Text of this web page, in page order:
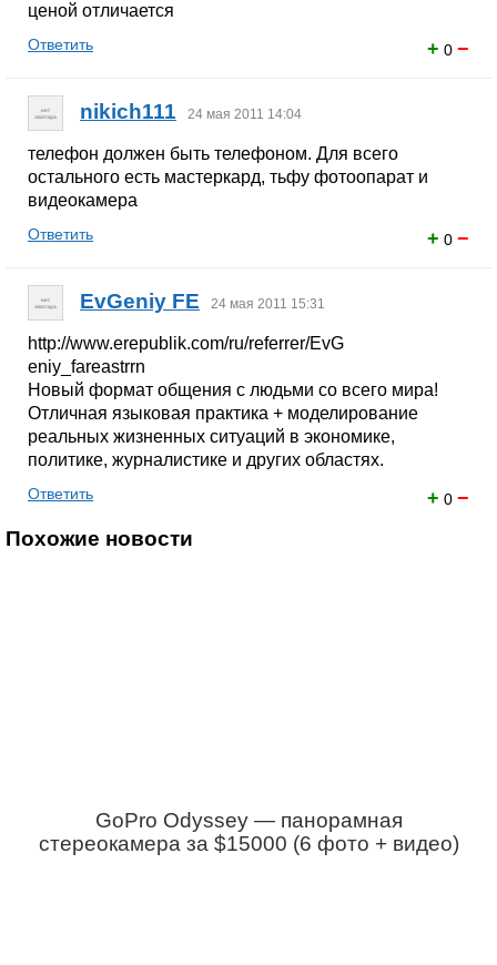
ценой отличается
+ 0 −
Ответить
nikich111 24 мая 2011 14:04
телефон должен быть телефоном. Для всего
остального есть мастеркард, тьфу фотоопарат и
видеокамера
+ 0 −
Ответить
EvGeniy FE 24 мая 2011 15:31
http://www.erepublik.com/ru/referrer/EvG
eniy_fareastrrn
Новый формат общения с людьми со всего мира!
Отличная языковая практика + моделирование
реальных жизненных ситуаций в экономике,
политике, журналистике и других областях.
+ 0 −
Ответить
Похожие новости
GoPro Odyssey — панорамная
стереокамера за $15000 (6 фото + видео)